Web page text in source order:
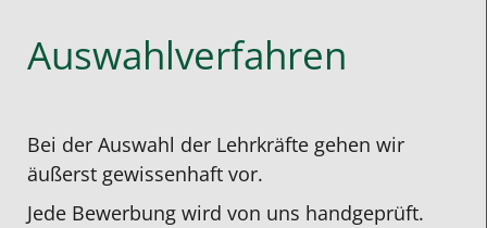
Auswahlverfahren
Bei der Auswahl der Lehrkräfte gehen wir
äußerst gewissenhaft vor.
Jede Bewerbung wird von uns handgeprüft.